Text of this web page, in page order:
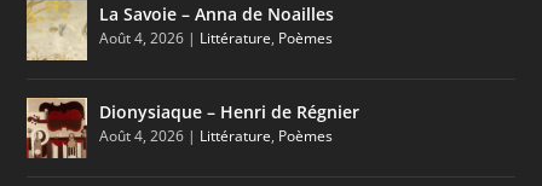
La Savoie – Anna de Noailles
Août 4, 2026 | Littérature, Poèmes
Dionysiaque – Henri de Régnier
Août 4, 2026 | Littérature, Poèmes